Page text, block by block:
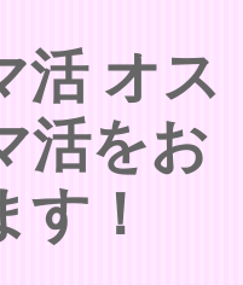
活 オス
活をお
す！